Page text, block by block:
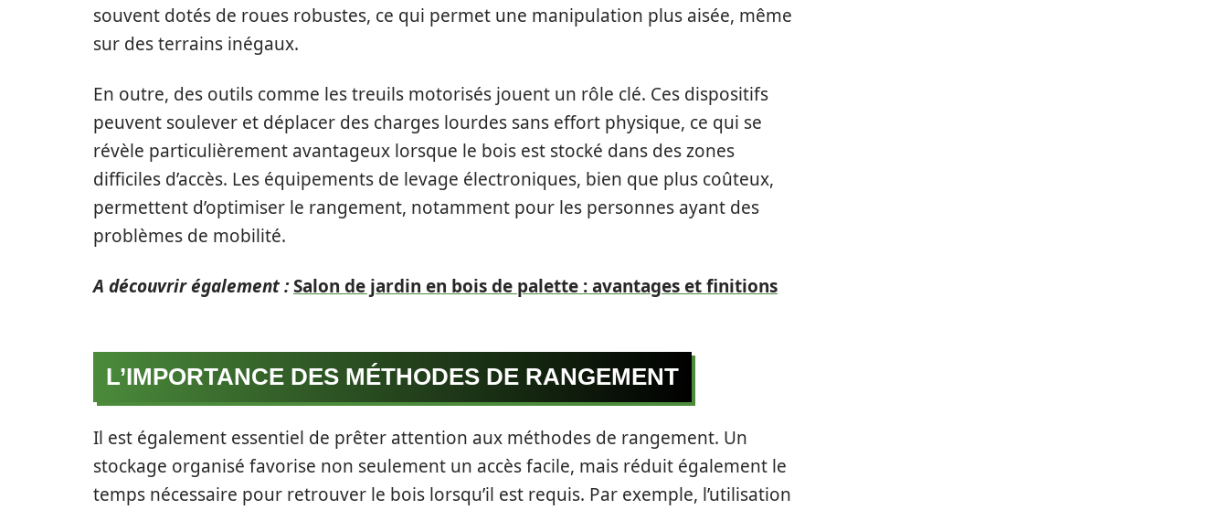
souvent dotés de roues robustes, ce qui permet une manipulation plus aisée, même
sur des terrains inégaux.
En outre, des outils comme les treuils motorisés jouent un rôle clé. Ces dispositifs
peuvent soulever et déplacer des charges lourdes sans effort physique, ce qui se
révèle particulièrement avantageux lorsque le bois est stocké dans des zones
difficiles d’accès. Les équipements de levage électroniques, bien que plus coûteux,
permettent d’optimiser le rangement, notamment pour les personnes ayant des
problèmes de mobilité.
A découvrir également :Salon de jardin en bois de palette : avantages et finitions
L’IMPORTANCE DES MÉTHODES DE RANGEMENT
Il est également essentiel de prêter attention aux méthodes de rangement. Un
stockage organisé favorise non seulement un accès facile, mais réduit également le
temps nécessaire pour retrouver le bois lorsqu’il est requis. Par exemple, l’utilisation